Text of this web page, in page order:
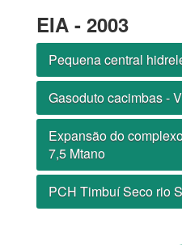
EIA - 2003
Pequena central
Gasoduto cacimbas -
Expansão do
7,5 Mtano
PCH Timbuí Seco rio